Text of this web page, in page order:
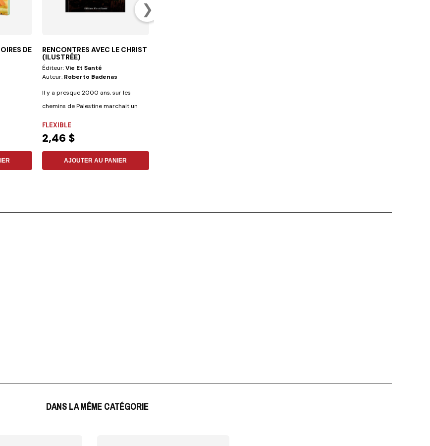
❯
DE
RENCONTRES AVEC LE CHRIST
(ILUSTRÉE)
Éditeur:Vie Et Santé
Auteur: Roberto Badenas
Il y a presque 2000 ans, sur les
chemins de Palestine marchait un
FLEXIBLE
2,46 $
AJOUTER AU PANIER
DANS LA MÊME CATÉGORIE